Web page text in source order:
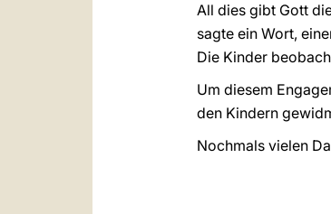
All dies gibt Gott
sagte ein Wort,
Die Kinder
Um diesem
den Kindern
Nochmals vielen